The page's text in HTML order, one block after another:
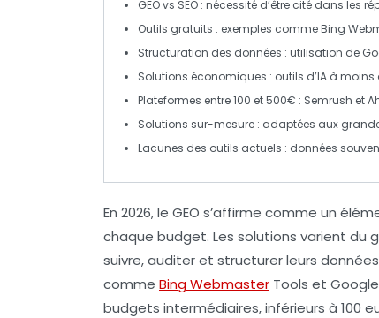
GEO vs SEO : nécessité d’être cité dans les
Outils gratuits : exemples commeBing
Structuration des données : utilisation de
Solutions économiques : outils d’IA à
Plateformes entre 100 et 500€ : Semrush et
Solutions sur-mesure : adaptées aux
Lacunes des outils actuels : données
En 2026, le GEO s’affirme comme un
chaque budget. Les solutions varient du
suivre, auditer et structurer leurs
comme Bing Webmaster Tools et
budgets intermédiaires, inférieurs à 100